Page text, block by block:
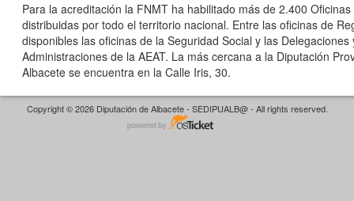
Para la acreditación la FNMT ha habilitado más de 2.400
distribuidas por todo el territorio nacional. Entre las oficinas de
disponibles las oficinas de la Seguridad Social y las Delegaciones
Administraciones de la AEAT. La más cercana a la Diputación
Albacete se encuentra en la Calle Iris, 30.
Copyright © 2026 Diputación de Albacete - SEDIPUALB@ - All rights reserved.